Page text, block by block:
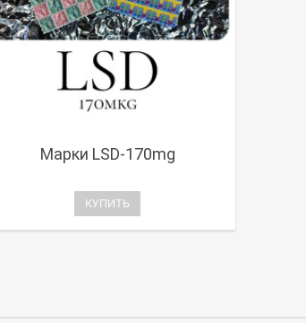
Марки LSD-170mg
КУПИТЬ